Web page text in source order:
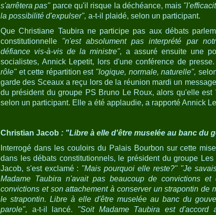
s'arrêtera pas"parce qu'il risque la déchéance, mais
la possibilité d'expulser", a-t-il plaidé, selon un participant.
Que Christiane Taubira ne participe pas aux débats
constitutionnelle "n'est absolument pas interprété par
défiance vis-à-vis de la ministre", a assuré ensuite une
socialistes, Annick Lepetit, lors d'une conférence de presse.
rôle"et cette répartition est "logique, normale, naturelle",
garde des Sceaux a reçu lors de la réunion mardi un message
du président du groupe PS Bruno Le Roux, alors qu'elle est
selon un participant. Elle a été applaudie, a rapporté Annick
Christian Jacob : "Libre à elle d'être muselée au banc du
Interrogé dans les couloirs du Palais Bourbon sur cette
dans les débats constitutionnels, le président du groupe
Jacob, s'est exclamé : "Mais pourquoi elle reste?" "Je
Madame Taubira n'avait pas beaucoup de convictions et
convictions et son attachement à conserver un strapontin de
le strapontin. Libre à elle d'être muselée au banc du
parole", a-t-il lancé. "Soit Madame Taubira est d'accord